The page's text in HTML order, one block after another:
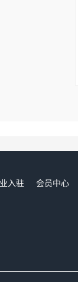
入驻 会员中心